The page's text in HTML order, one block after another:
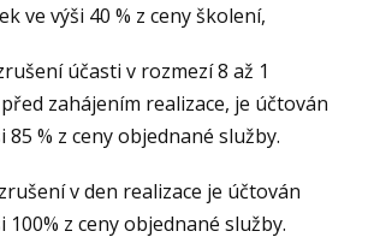
ve výši 40 % z ceny školení,
účasti v rozmezí 8 až 1
zahájením realizace, je účtován
85 % z ceny objednané služby.
v den realizace je účtován
100% z ceny objednané služby.